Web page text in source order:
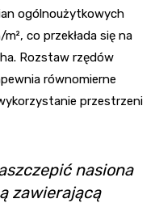
ogólnoużytkowych
co przekłada się na
Rozstaw rzędów
równomierne
przestrzeni
nasiona
zawierającą